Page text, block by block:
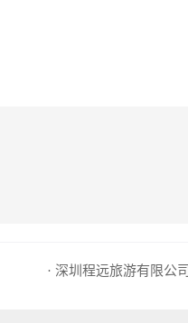
· 深圳程远旅游有限公司